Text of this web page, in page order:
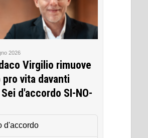
2026
Virgilio rimuove
vita davanti
d'accordo SI-NO-
d'accordo